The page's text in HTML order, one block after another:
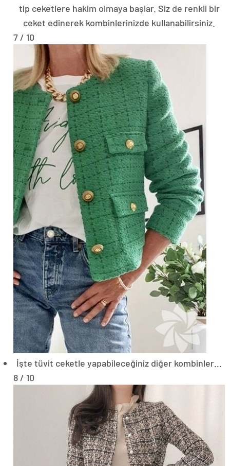
tip ceketlere hakim olmaya başlar. Siz de renkli bir
ceket edinerek kombinlerinizde kullanabilirsiniz.
7 / 10
İşte tüvit ceketle yapabileceğiniz diğer kombinler…
8 / 10